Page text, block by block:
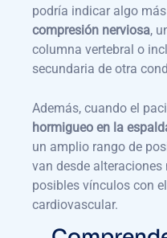
podría indicar algo
compresión nerviosa,
columna vertebral o
secundaria de otra
Además, cuando el
hormigueo en la
un amplio rango de
van desde
posibles vínculos con
cardiovascular.